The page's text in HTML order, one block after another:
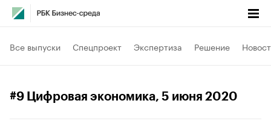
Все выпуски Спецпроект Экспертиза Решение
#9 Цифровая экономика, 5 июня 2020